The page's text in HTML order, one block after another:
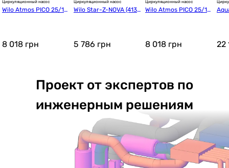
Циркуляционный насос
Wilo Atmos PICO 25/1-
8 018 грн
Циркуляционный насос
Wilo Star-Z-NOVA (4132
5 786 грн
Циркуляционный насос
Wilo Atmos PICO 25/1-
8 018 грн 22
Проект от экспертов по
инженерным решениям